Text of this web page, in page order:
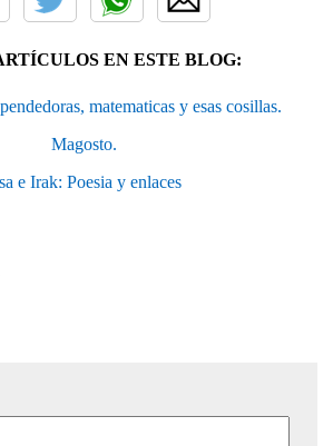
EN ESTE BLOG:
matematicas y esas cosillas.
Magosto.
e Irak: Poesia y enlaces